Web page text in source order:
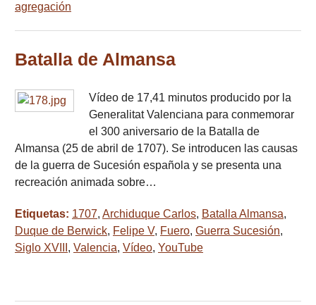
agregación
Batalla de Almansa
Vídeo de 17,41 minutos producido por la
Generalitat Valenciana para conmemorar
el 300 aniversario de la Batalla de
Almansa (25 de abril de 1707). Se introducen las causas
de la guerra de Sucesión española y se presenta una
recreación animada sobre…
Etiquetas: 1707, Archiduque Carlos, Batalla Almansa,
Duque de Berwick, Felipe V, Fuero, Guerra Sucesión,
Siglo XVIII , Valencia, Vídeo, YouTube